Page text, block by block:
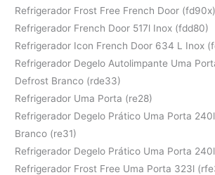
Refrigerador Frost Free French Door (fd90x)
Refrigerador French Door 517l Inox (fdd80)
Refrigerador Icon French Door 634 L Inox
Refrigerador Degelo Autolimpante Uma
Defrost Branco (rde33)
Refrigerador Uma Porta (re28)
Refrigerador Degelo Prático Uma Porta
Branco (re31)
Refrigerador Degelo Prático Uma Porta
Refrigerador Frost Free Uma Porta 323l